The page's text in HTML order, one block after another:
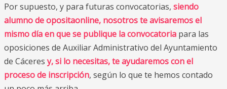
Por supuesto, y para futuras convocatorias, siendo
alumno de opositaonline, nosotros te avisaremos el
mismo día en que se publique la convocatoria para las
oposiciones de Auxiliar Administrativo del Ayuntamiento
de Cáceres y, si lo necesitas, te ayudaremos con el
proceso de inscripción, según lo que te hemos contado